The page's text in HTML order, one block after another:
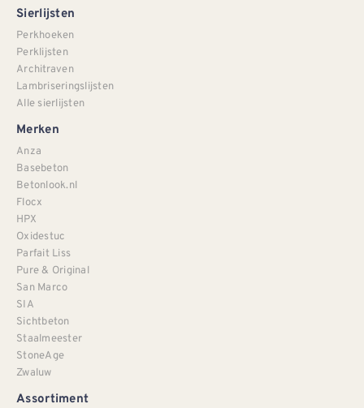
Sierlijsten
Perkhoeken
Perklijsten
Architraven
Lambriseringslijsten
Alle sierlijsten
Merken
Anza
Basebeton
Betonlook.nl
Flocx
HPX
Oxidestuc
Parfait Liss
Pure & Original
San Marco
SIA
Sichtbeton
Staalmeester
StoneAge
Zwaluw
Assortiment